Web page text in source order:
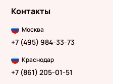
Контакты
Москва
+7 (495) 984-33-73
Краснодар
+7 (861) 205-01-51